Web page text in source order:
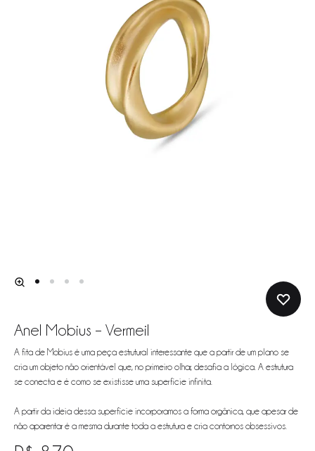
Anel Mobius – Vermeil
A fita de Mobius é uma peça estrutural interessante que a partir de um plano se
cria um objeto não orientável que, no primeiro olhar, desafia a lógica. A estrutura
se conecta e é como se existisse uma superfície infinita.
A partir da ideia dessa superfície incorporamos a forma orgânica, que apesar de
não aparentar é a mesma durante toda a estrutura e cria contornos obsessivos.